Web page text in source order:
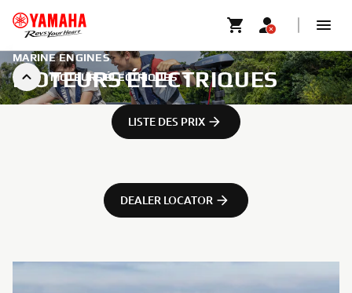
MOTEURS ÉLECTRIQUES
MARINE ENGINES
MOTEURS ÉLECTRIQUES
LISTE DES PRIX
DEALER LOCATOR